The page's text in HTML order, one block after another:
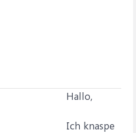
Hallo,
Ich knaspe